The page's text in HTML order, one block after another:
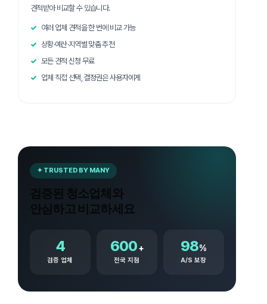
견적받아 비교할 수 있습니다.
여러 업체 견적을 한 번에 비교 가능
상황·예산·지역별 맞춤 추천
모든 견적 신청 무료
업체 직접 선택, 결정권은 사용자에게
✦ TRUSTED BY MANY
검증된 청소업체와
안심하고 비교하세요
4
검증 업체
600+
전국 지점
98%
A/S 보장